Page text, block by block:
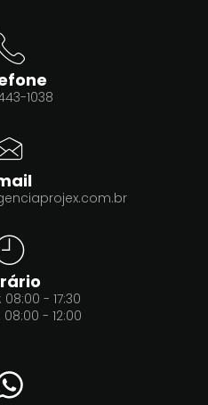
1038
08:00 - 17:30
- 12:00